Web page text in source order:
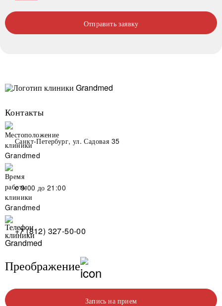
Отправить заявку
Контакты
Санкт-Петербург, ул. Садовая 35
c 9:00 до 21:00
+7 (812) 327-50-00
Преображение
Запись на прием